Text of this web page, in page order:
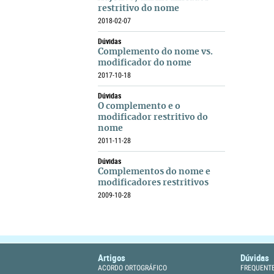
restritivo do nome
2018-02-07
Dúvidas
Complemento do nome vs.
modificador do nome
2017-10-18
Dúvidas
O complemento e o
modificador restritivo do
nome
2011-11-28
Dúvidas
Complementos do nome e
modificadores restritivos
2009-10-28
Artigos
ACORDO ORTOGRÁFICO
Dúvidas